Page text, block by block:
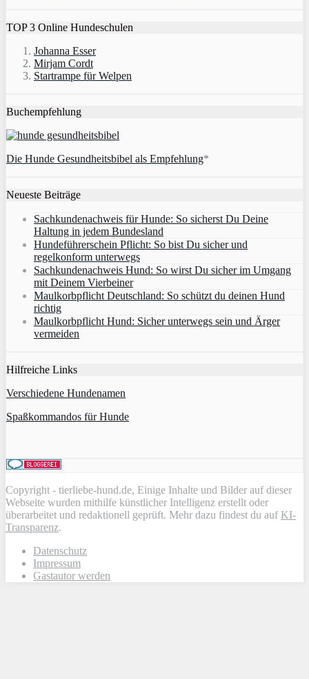
TOP 3 Online Hundeschulen
Johanna Esser
Mirjam Cordt
Startrampe für Welpen
Buchempfehlung
Die Hunde Gesundheitsbibel als Empfehlung*
Neueste Beiträge
Sachkundenachweis für Hunde: So sicherst Du Deine
Haltung in jedem Bundesland
Hundeführerschein Pflicht: So bist Du sicher und
regelkonform unterwegs
Sachkundenachweis Hund: So wirst Du sicher im Umgang
mit Deinem Vierbeiner
Maulkorbpflicht Deutschland: So schützt du deinen Hund
richtig
Maulkorbpflicht Hund: Sicher unterwegs sein und Ärger
vermeiden
Hilfreiche Links
Verschiedene Hundenamen
Spaßkommandos für Hunde
Copyright - tierliebe-hund.de, Einige Inhalte und Bilder auf dieser
Webseite wurden mithilfe künstlicher Intelligenz erstellt oder
überarbeitet und redaktionell geprüft. Mehr dazu findest du auf KI-
Transparenz.
Datenschutz
Impressum
Gastautor werden